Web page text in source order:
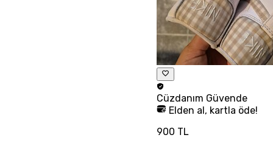
Cüzdanım Güvende
Elden al, kartla öde!
900 TL